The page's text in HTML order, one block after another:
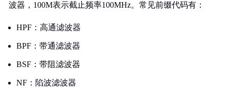
波器，100M表示截止频率100MHz。常见前缀代码有：
HPF：高通滤波器
BPF：带通滤波器
BSF：带阻滤波器
NF：陷波滤波器